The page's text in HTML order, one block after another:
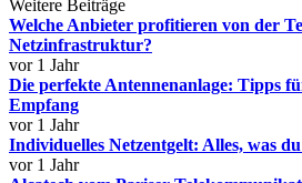
Weitere Beiträge
Welche Anbieter profitieren von der
Netzinfrastruktur?
vor 1 Jahr
Die perfekte Antennenanlage: Tipps
Empfang
vor 1 Jahr
Individuelles Netzentgelt: Alles, was
vor 1 Jahr